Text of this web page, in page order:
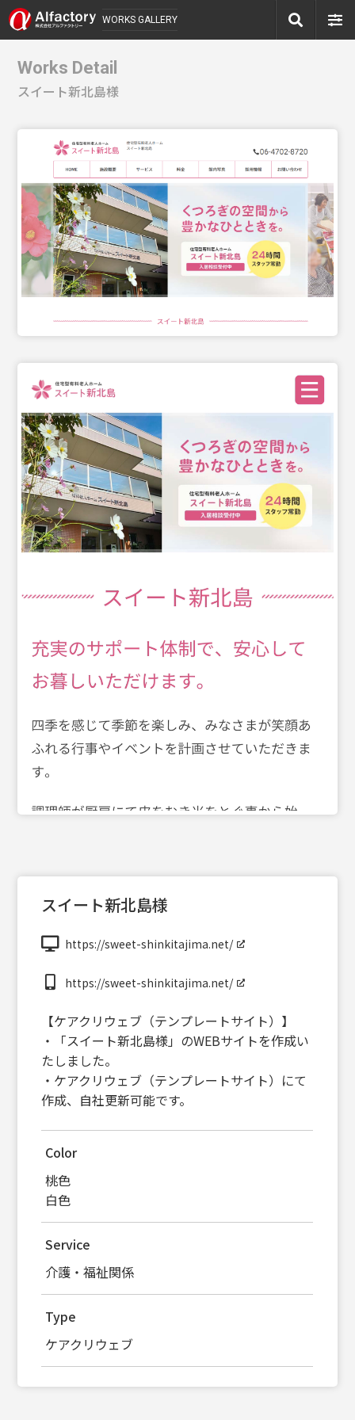
WORKS GALLERY
Works Detail
スイート新北島様
スイート新北島様
https://sweet-shinkitajima.net/
https://sweet-shinkitajima.net/
【ケアクリウェブ（テンプレートサイト）】
・「スイート新北島様」のWEBサイトを作成い
たしました。
・ケアクリウェブ（テンプレートサイト）にて
作成、自社更新可能です。
Color
桃色
白色
Service
介護・福祉関係
Type
ケアクリウェブ